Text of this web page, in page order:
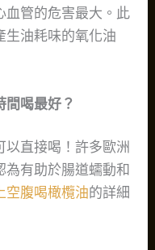
血管的危害最大。此
生油耗味的氧化油
間喝最好？
以直接喝！許多歐洲
有助於腸道蠕動和
空腹喝橄欖油的詳細